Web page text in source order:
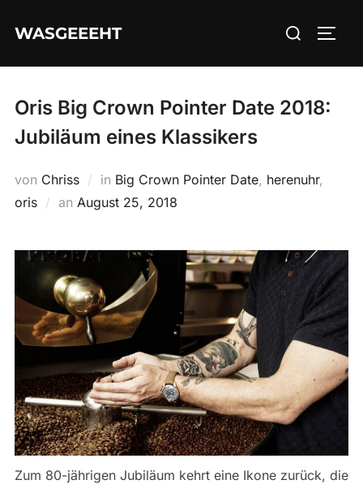
InhaltWASGEEEHT
Suchen
Oris Big Crown Pointer Date 2018:
Jubiläum eines Klassikers
von Chriss in Big Crown Pointer Date, herenuhr,
oris
an Veröffentlicht
August 25, 2018
Zum 80-jährigen Jubiläum kehrt eine Ikone zurück, die